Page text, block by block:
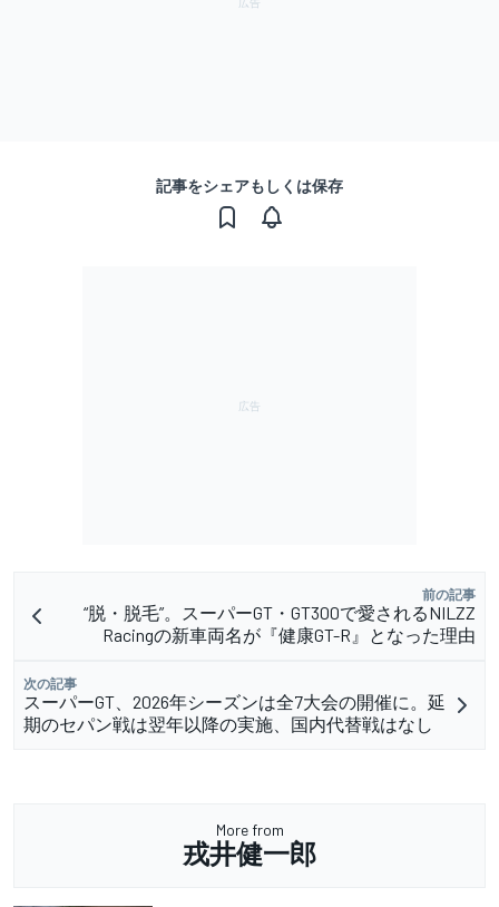
記事をシェアもしくは保存
前の記事
“脱・脱毛”。スーパーGT・GT300で愛されるNILZZ
Racingの新車両名が『健康GT-R』となった理由
次の記事
スーパーGT、2026年シーズンは全7大会の開催に。延
期のセパン戦は翌年以降の実施、国内代替戦はなし
More from
戎井健一郎